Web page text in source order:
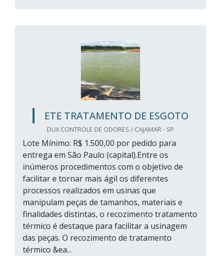
ETE TRATAMENTO DE ESGOTO
DUX CONTROLE DE ODORES / CAJAMAR - SP
Lote Mínimo: R$ 1.500,00 por pedido para
entrega em São Paulo (capital).Entre os
inúmeros procedimentos com o objetivo de
facilitar e tornar mais ágil os diferentes
processos realizados em usinas que
manipulam peças de tamanhos, materiais e
finalidades distintas, o recozimento tratamento
térmico é destaque para facilitar a usinagem
das peças. O recozimento de tratamento
térmico &ea...